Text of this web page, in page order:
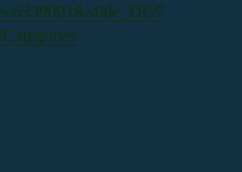
63390018.sf/de_DE/?